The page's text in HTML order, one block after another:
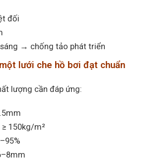
đối
sáng → chống tảo phát triển
lưới che hồ bơi đạt chuẩn
lượng cần đáp ứng:
150kg/m²